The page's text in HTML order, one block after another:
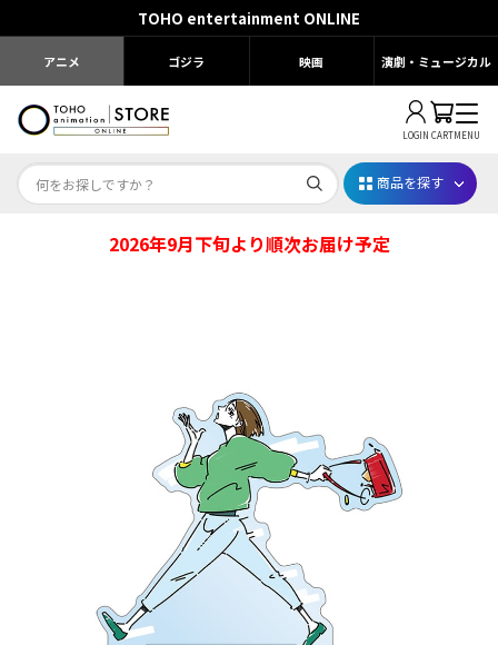
TOHO entertainment ONLINE
アニメ ゴジラ 映画 演劇・ミュージカル
LOGIN CARTMENU
薬屋のひとりごと 夏の園遊会2026
アニメ『僕のヒーローアカデミア』10周年
ハイキュー!!ジャージ＆ユニフォーム
商品を探す
2026年9月下旬より順次お届け予定